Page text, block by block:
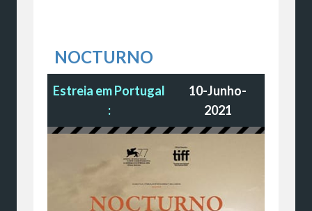
NOCTURNO
Estreia em Portugal
:
10-Junho-
2021